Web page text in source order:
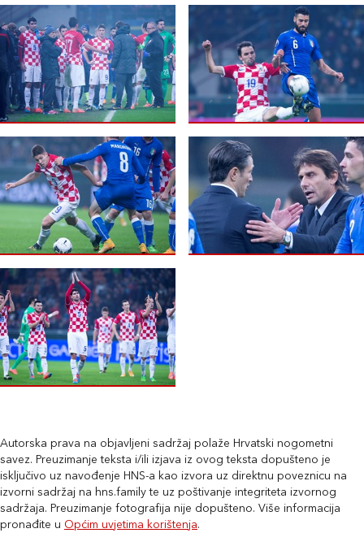
Autorska prava na objavljeni sadržaj polaže Hrvatski nogometni
savez. Preuzimanje teksta i/ili izjava iz ovog teksta dopušteno je
isključivo uz navođenje HNS-a kao izvora uz direktnu poveznicu na
izvorni sadržaj na hns.family te uz poštivanje integriteta izvornog
sadržaja. Preuzimanje fotografija nije dopušteno. Više informacija
pronađite u Općim uvjetima korištenja.